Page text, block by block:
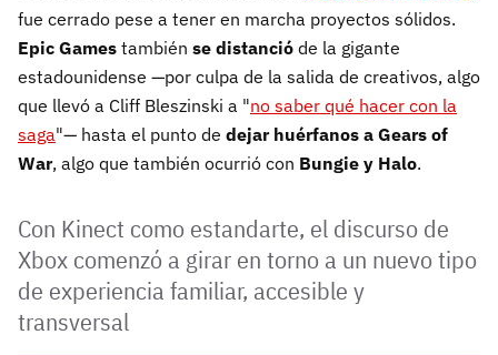
fue cerrado pese a tener en marcha proyectos sólidos.
Epic Games también se distanció de la gigante
estadounidense —por culpa de la salida de creativos, algo
que llevó a Cliff Bleszinski a "no saber qué hacer con la
saga"— hasta el punto de dejar huérfanos a Gears of
War, algo que también ocurrió con Bungie y Halo.
Con Kinect como estandarte, el discurso de
Xbox comenzó a girar en torno a un nuevo tipo
de experiencia familiar, accesible y
transversal